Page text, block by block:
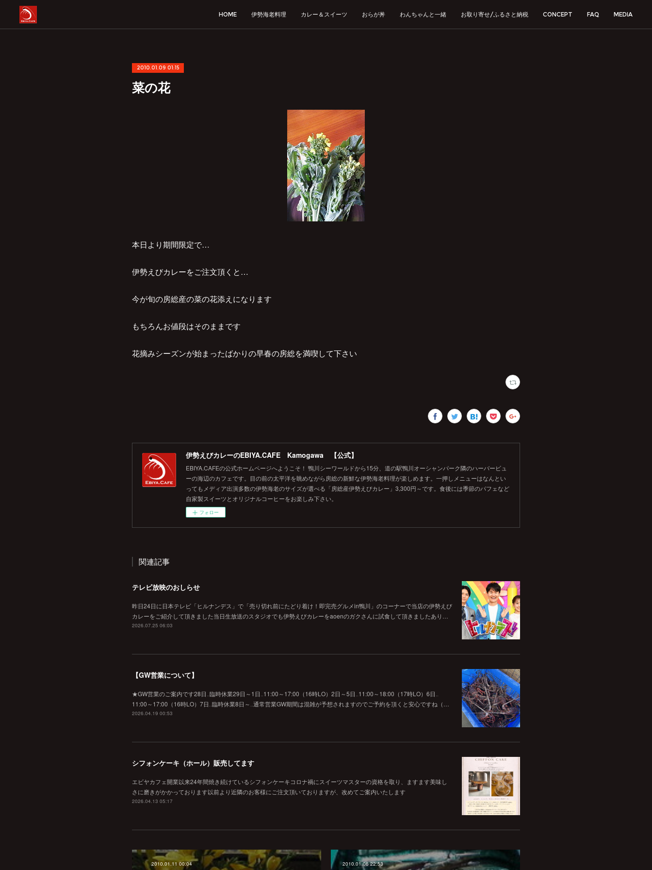
HOME 伊勢海老料理 カレー＆スイーツ おらが丼 わんちゃんと一緒 お取り寄せ/ふるさと納税 CONCEPT FAQ MEDIA
2010.01.09 01:15
菜の花
本日より期間限定で…
伊勢えびカレーをご注文頂くと…
今が旬の房総産の菜の花添えになります
もちろんお値段はそのままです
花摘みシーズンが始まったばかりの早春の房総を満喫して下さい
伊勢えびカレーのEBIYA.CAFE Kamogawa 【公式】
EBIYA.CAFEの公式ホームページへようこそ！ 鴨川シーワールドから15分、道の駅鴨川オーシャンパーク隣のハーバービュ
ーの海辺のカフェです。目の前の太平洋を眺めながら房総の新鮮な伊勢海老料理が楽しめます。一押しメニューはなんとい
ってもメディア出演多数の伊勢海老のサイズが選べる「房総産伊勢えびカレー」3,300円～です。食後には季節のパフェなど
自家製スイーツとオリジナルコーヒーをお楽しみ下さい。
フォロー
関連記事
テレビ放映のおしらせ
昨日24日に日本テレビ「ヒルナンデス」で「売り切れ前にたどり着け！即完売グルメin鴨川」のコーナーで当店の伊勢えび
カレーをご紹介して頂きました当日生放送のスタジオでも伊勢えびカレーをaoenのガクさんに試食して頂きましたあり…
2026.07.25 06:03
【GW営業について】
★GW営業のご案内です28日‥臨時休業29日～1日‥11:00～17:00（16時LO）2日～5日‥11:00～18:00（17時LO）6日‥
11:00～17:00（16時LO）7日‥臨時休業8日～‥通常営業GW期間は混雑が予想されますのでご予約を頂くと安心ですね（…
2026.04.19 00:53
シフォンケーキ（ホール）販売してます
エビヤカフェ開業以来24年間焼き続けているシフォンケーキコロナ禍にスイーツマスターの資格を取り、ますます美味し
さに磨きがかかっております以前より近隣のお客様にご注文頂いておりますが、改めてご案内いたします
2026.04.13 05:17
2010.01.11 00:04 2010.01.06 22:53